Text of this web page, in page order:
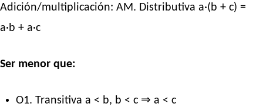
Adición/multiplicación: AM. Distributiva a·(b + c) =
a·b + a·c
Ser menor que:
O1. Transitiva a < b, b < c ⇒ a < c